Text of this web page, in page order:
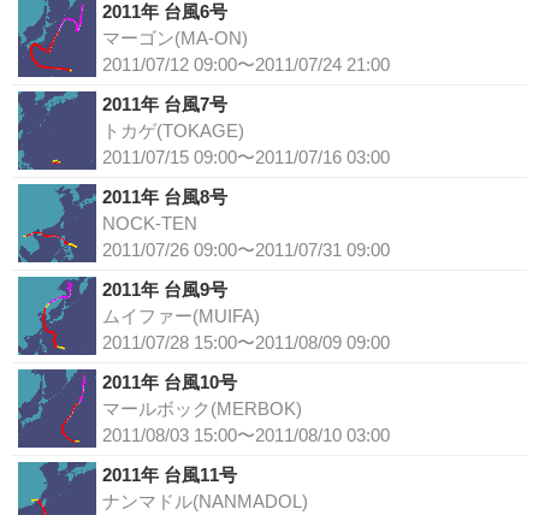
2011年 台風6号
マーゴン(MA-ON)
2011/07/12 09:00〜2011/07/24 21:00
2011年 台風7号
トカゲ(TOKAGE)
2011/07/15 09:00〜2011/07/16 03:00
2011年 台風8号
NOCK-TEN
2011/07/26 09:00〜2011/07/31 09:00
2011年 台風9号
ムイファー(MUIFA)
2011/07/28 15:00〜2011/08/09 09:00
2011年 台風10号
マールボック(MERBOK)
2011/08/03 15:00〜2011/08/10 03:00
2011年 台風11号
ナンマドル(NANMADOL)